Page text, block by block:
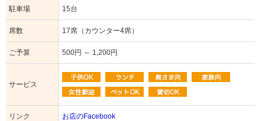
駐車場 15台
席数 17席（カウンター4席）
ご予算 500円 ～ 1,200円
サービス
リンク お店のFacebook